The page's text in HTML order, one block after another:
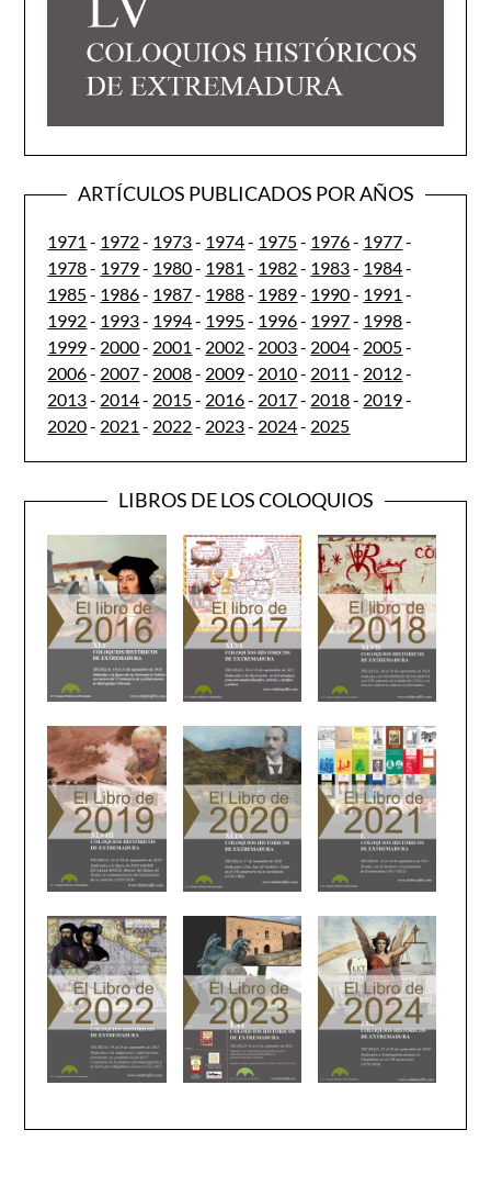
ARTÍCULOS PUBLICADOS POR AÑOS
1971 - 1972- 1973- 1974- 1975- 1976- 1977-
1978- 1979- 1980- 1981 - 1982- 1983- 1984-
1985- 1986- 1987- 1988- 1989- 1990- 1991 -
1992- 1993- 1994- 1995- 1996- 1997- 1998-
1999- 2000- 2001 - 2002- 2003- 2004- 2005-
2006- 2007- 2008- 2009- 2010- 2011 - 2012-
2013- 2014- 2015- 2016- 2017- 2018- 2019-
2020- 2021 - 2022- 2023- 2024- 2025
LIBROS DE LOS COLOQUIOS